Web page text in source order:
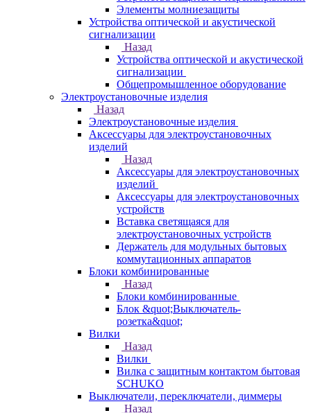
Элементы молниезащиты
Устройства оптической и акустической
сигнализации
Назад
Устройства оптической и акустической
сигнализации
Общепромышленное оборудование
Электроустановочные изделия
Назад
Электроустановочные изделия
Аксессуары для электроустановочных
изделий
Назад
Аксессуары для электроустановочных
изделий
Аксессуары для электроустановочных
устройств
Вставка светящаяся для
электроустановочных устройств
Держатель для модульных бытовых
коммутационных аппаратов
Блоки комбинированные
Назад
Блоки комбинированные
Блок &quot;Выключатель-
розетка&quot;
Вилки
Назад
Вилки
Вилка с защитным контактом бытовая
SCHUKO
Выключатели, переключатели, диммеры
Назад